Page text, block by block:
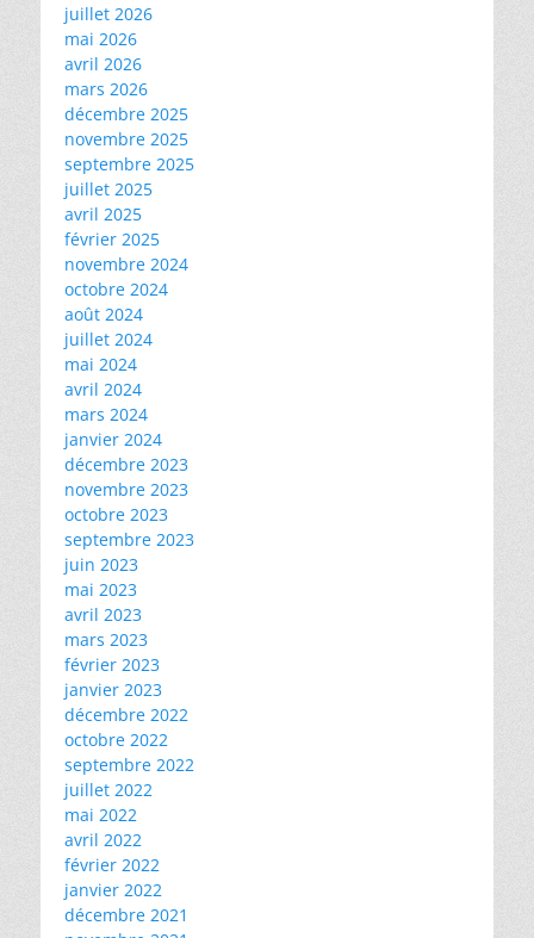
juillet 2026
mai 2026
avril 2026
mars 2026
décembre 2025
novembre 2025
septembre 2025
juillet 2025
avril 2025
février 2025
novembre 2024
octobre 2024
août 2024
juillet 2024
mai 2024
avril 2024
mars 2024
janvier 2024
décembre 2023
novembre 2023
octobre 2023
septembre 2023
juin 2023
mai 2023
avril 2023
mars 2023
février 2023
janvier 2023
décembre 2022
octobre 2022
septembre 2022
juillet 2022
mai 2022
avril 2022
février 2022
janvier 2022
décembre 2021